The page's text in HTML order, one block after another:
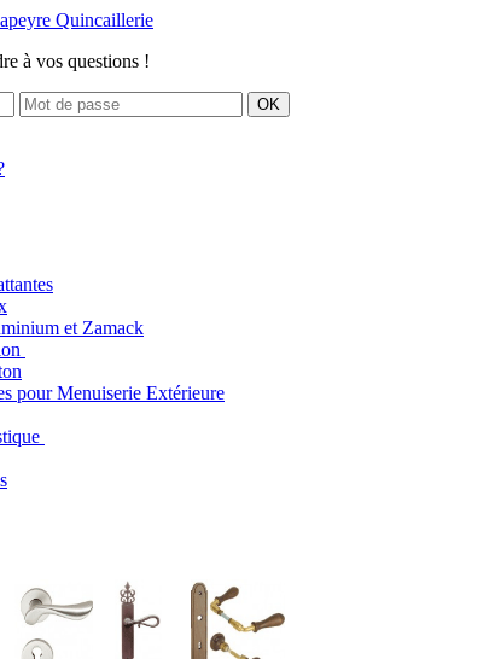
à vos questions !
OK
et Zamack
pour Menuiserie Extérieure